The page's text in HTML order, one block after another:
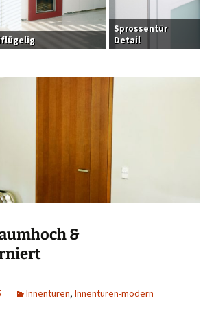
Sprossentür
Detail
&
Innentüren, Innentüren-modern